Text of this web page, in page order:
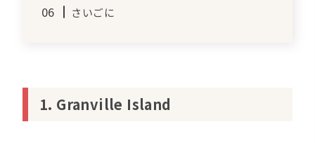
さいごに
1. Granville Island